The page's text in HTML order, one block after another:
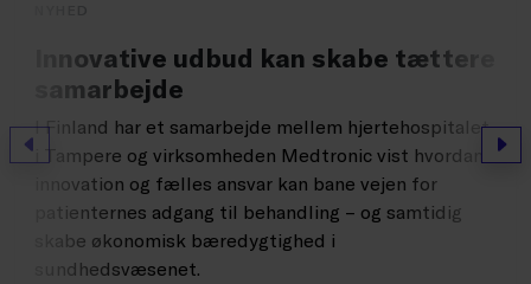
Forrige
Innovative udbud kan skabe tættere
samarbejde
I Finland har et samarbejde mellem hjertehospitalet
i Tampere og virksomheden Medtronic vist hvordan
innovation og fælles ansvar kan bane vejen for
patienternes adgang til behandling – og samtidig
skabe økonomisk bæredygtighed i
sundhedsvæsenet.